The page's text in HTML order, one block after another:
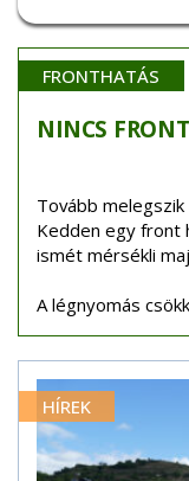
FRONTHATÁS
NINCS
Tovább
Kedden egy front
ismét mérsékli
A légnyomás
HÍREK